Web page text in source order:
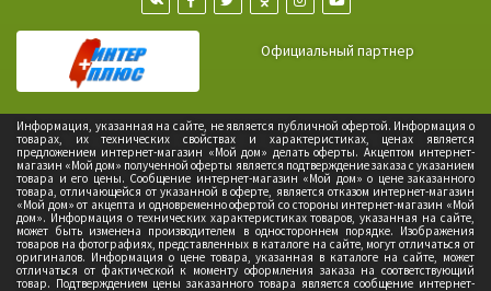
Официальный партнер
Информация, указанная на сайте, не является публичной офертой. Информация о
товарах, их технических свойствах и характеристиках, ценах является
предложением интернет-магазин «Мой дом» делать оферты. Акцептом интернет-
магазин «Мой дом» полученной оферты является подтверждение заказа с указанием
товара и его цены. Сообщение интернет-магазин «Мой дом» о цене заказанного
товара, отличающейся от указанной в оферте, является отказом интернет-магазин
«Мой дом» от акцепта и одновременно офертой со стороны интернет-магазин «Мой
дом». Информация о технических характеристиках товаров, указанная на сайте,
может быть изменена производителем в одностороннем порядке. Изображения
товаров на фотографиях, представленных в каталоге на сайте, могут отличаться от
оригиналов. Информация о цене товара, указанная в каталоге на сайте, может
отличаться от фактической к моменту оформления заказа на соответствующий
товар. Подтверждением цены заказанного товара является сообщение интернет-